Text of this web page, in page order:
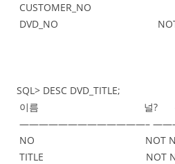
CUSTOMER_NO NOT
DVD_NO NOT NULL
SQL> DESC DVD_TITLE;
이름 널? 유
—————————————–
NO NOT NULL
TITLE NOT NULL